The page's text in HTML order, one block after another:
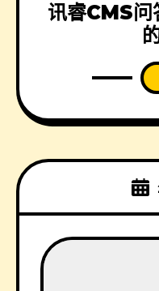
讯睿CMS问